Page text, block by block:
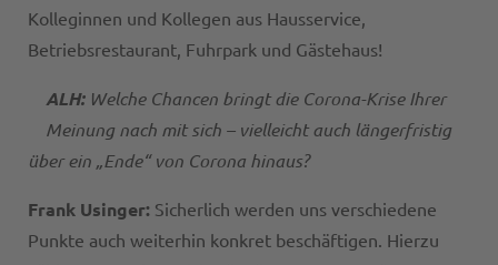
Kolleginnen und Kollegen aus Hausservice,
Betriebsrestaurant, Fuhrpark und Gästehaus!
ALH: Welche Chancen bringt die Corona-Krise Ihrer
Meinung nach mit sich – vielleicht auch längerfristig
über ein „Ende“ von Corona hinaus?
Frank Usinger: Sicherlich werden uns verschiedene
Punkte auch weiterhin konkret beschäftigen. Hierzu